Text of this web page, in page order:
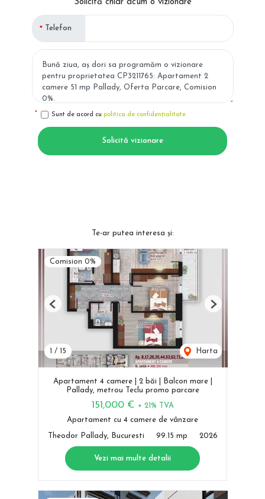
Solicită chiar acum o vizionare
Telefon
Sunt de acord cu politica de confidențialitate
Solicită vizionare
Te-ar putea interesa și:
Comision 0%
/ 15 Harta
Previous Next
Apartament 4 camere | 2 băi | Balcon mare |
Pallady, metrou Teclu promo parcare
151,000 € + 21% TVA
Apartament cu 4 camere de vânzare
Theodor Pallady, Bucuresti 99.15 mp 2026
Vezi mai multe detalii